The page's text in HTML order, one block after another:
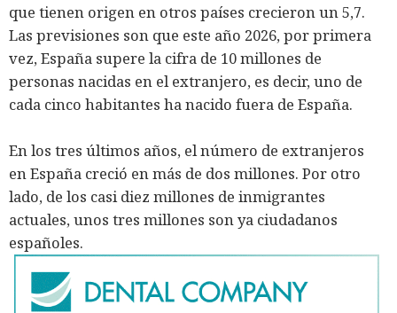
que tienen origen en otros países crecieron un 5,7.
Las previsiones son que este año 2026, por primera
vez, España supere la cifra de 10 millones de
personas nacidas en el extranjero, es decir, uno de
cada cinco habitantes ha nacido fuera de España.
En los tres últimos años, el número de extranjeros
en España creció en más de dos millones. Por otro
lado, de los casi diez millones de inmigrantes
actuales, unos tres millones son ya ciudadanos
españoles.